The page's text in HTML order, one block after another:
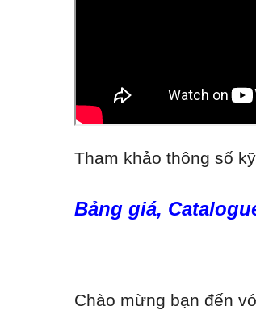
Tham khảo thông số
Bảng giá,
Chào mừng bạn đến